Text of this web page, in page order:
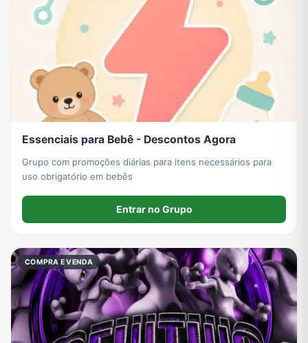
Essenciais para Bebê - Descontos Agora
Grupo com promoções diárias para itens necessários para
uso obrigatório em bebês
Entrar no Grupo
COMPRA E VENDA